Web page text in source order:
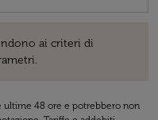
ai criteri di
ultime 48 ore e potrebbero non